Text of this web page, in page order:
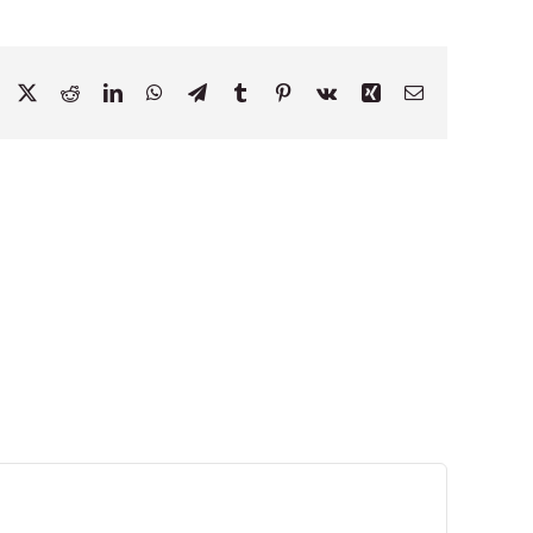
Facebook
X RedditLinkedInWhatsApp
TelegramTumblr Pinterest
Vk Xing Email